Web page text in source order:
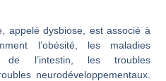
appelé dysbiose, est associé à
l’obésité, les maladies
de l’intestin, les troubles
neurodéveloppementaux.